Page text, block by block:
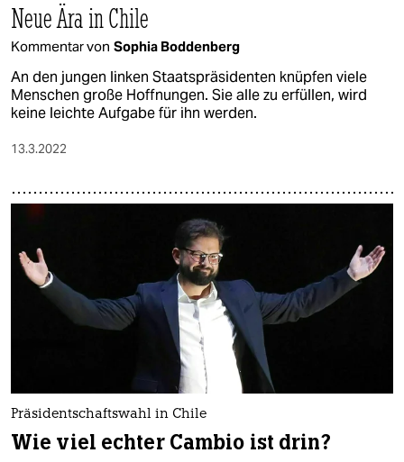
Neue Ära in Chile
Kommentar von Sophia Boddenberg
An den jungen linken Staatspräsidenten knüpfen viele
Menschen große Hoffnungen. Sie alle zu erfüllen, wird
keine leichte Aufgabe für ihn werden.
13.3.2022
Präsidentschaftswahl in Chile
Wie viel echter Cambio ist drin?